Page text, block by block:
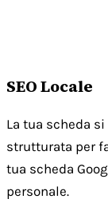
SEO Locale
La tua scheda
strutturata per
tua scheda
personale.